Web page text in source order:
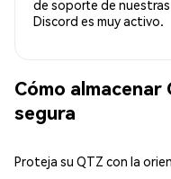
de soporte de
Discord es muy activo.
Cómo
segura
Proteja su QTZ con la